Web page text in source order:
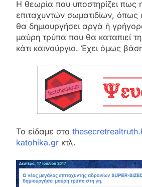
Η θεωρία που υποστηρίζει πως
επιταχυντών σωματιδίων, όπως
θα δημιουργήσει αργά ή
μαύρη τρύπα που θα καταπιεί τη
κάτι καινούργιο. Έχει όμως
Το είδαμε στο
katohika.gr κτλ.